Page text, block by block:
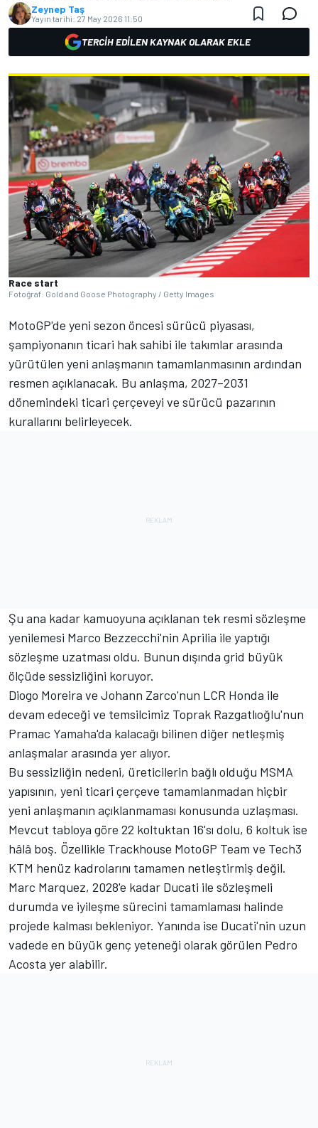
Zeynep Taş
Yayın tarihi: 27 May 2026 11:50
TERCIH EDILEN KAYNAK OLARAK EKLE
Race start
Fotoğraf: Gold and Goose Photography / Getty Images
MotoGP'de yeni sezon öncesi sürücü piyasası,
şampiyonanın ticari hak sahibi ile takımlar arasında
yürütülen yeni anlaşmanın tamamlanmasının ardından
resmen açıklanacak. Bu anlaşma, 2027–2031
dönemindeki ticari çerçeveyi ve sürücü pazarının
kurallarını belirleyecek.
Şu ana kadar kamuoyuna açıklanan tek resmi sözleşme
yenilemesi Marco Bezzecchi'nin Aprilia ile yaptığı
sözleşme uzatması oldu. Bunun dışında grid büyük
ölçüde sessizliğini koruyor.
Diogo Moreira ve Johann Zarco'nun LCR Honda ile
devam edeceği ve temsilcimiz Toprak Razgatlıoğlu'nun
Pramac Yamaha'da kalacağı bilinen diğer netleşmiş
anlaşmalar arasında yer alıyor.
Bu sessizliğin nedeni, üreticilerin bağlı olduğu MSMA
yapısının, yeni ticari çerçeve tamamlanmadan hiçbir
yeni anlaşmanın açıklanmaması konusunda uzlaşması.
Mevcut tabloya göre 22 koltuktan 16'sı dolu, 6 koltuk ise
hâlâ boş. Özellikle Trackhouse MotoGP Team ve Tech3
KTM henüz kadrolarını tamamen netleştirmiş değil.
Marc Marquez, 2028'e kadar Ducati ile sözleşmeli
durumda ve iyileşme sürecini tamamlaması halinde
projede kalması bekleniyor. Yanında ise Ducati'nin uzun
vadede en büyük genç yeteneği olarak görülen Pedro
Acosta yer alabilir.